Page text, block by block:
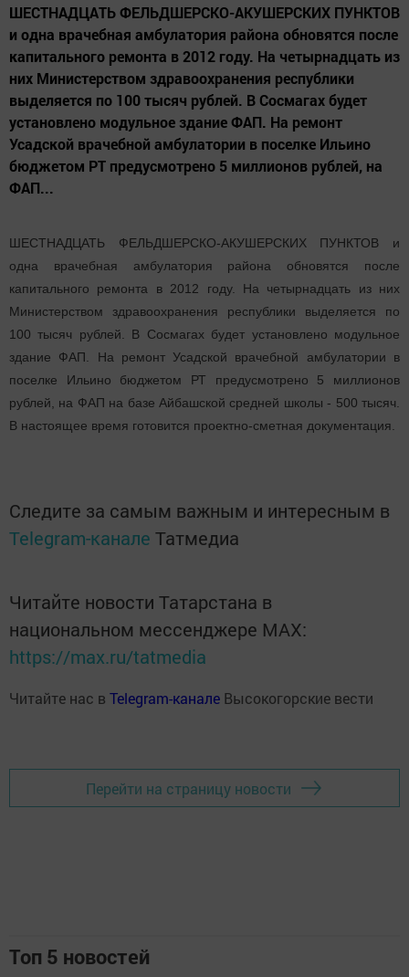
ШЕСТНАДЦАТЬ ФЕЛЬДШЕРСКО-АКУШЕРСКИХ ПУНКТОВ
и одна врачебная амбулатория района обновятся после
капитального ремонта в 2012 году. На четырнадцать из
них Министерством здравоохранения республики
выделяется по 100 тысяч рублей. В Сосмагах будет
установлено модульное здание ФАП. На ремонт
Усадской врачебной амбулатории в поселке Ильино
бюджетом РТ предусмотрено 5 миллионов рублей, на
ФАП...
ШЕСТНАДЦАТЬ ФЕЛЬДШЕРСКО-АКУШЕРСКИХ ПУНКТОВ и
одна врачебная амбулатория района обновятся после
капитального ремонта в 2012 году. На четырнадцать из них
Министерством здравоохранения республики выделяется по
100 тысяч рублей. В Сосмагах будет установлено модульное
здание ФАП. На ремонт Усадской врачебной амбулатории в
поселке Ильино бюджетом РТ предусмотрено 5 миллионов
рублей, на ФАП на базе Айбашской средней школы - 500 тысяч.
В настоящее время готовится проектно-сметная документация.
Следите за самым важным и интересным в
Telegram-канале Татмедиа
Читайте новости Татарстана в
национальном мессенджере MАХ:
https://max.ru/tatmedia
Читайте нас в Telegram-канале Высокогорские вести
Перейти на страницу новости
Топ 5 новостей